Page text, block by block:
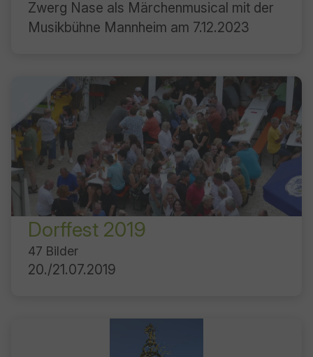
Baltmannsweiler
Zwerg Nase als Märchenmusical mit der
Musikbühne Mannheim am 7.12.2023
Dorffest 2019
47 Bilder
20./21.07.2019